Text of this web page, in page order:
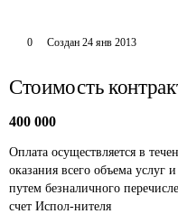
0 Создан 24 янв 2013
Стоимость
400 000
Оплата осуществляется в
оказания всего объема услуг
путем безналичного
счет Испол-нителя